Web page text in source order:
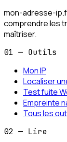
mon-adresse-
comprendre les
maîtriser.
01 — Outils
Mon IP
Localiser
Test fuite
Empreinte
Tous les
02 — Lire